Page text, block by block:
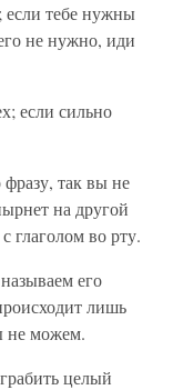
тебе нужны
не нужно, иди
если сильно
так вы не
на другой
глаголом во рту.
его
лишь
не можем.
целый